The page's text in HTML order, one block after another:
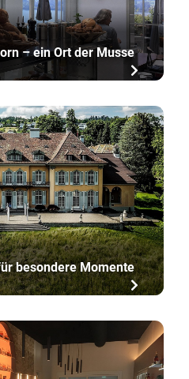
– ein Ort der Musse
besondere Momente